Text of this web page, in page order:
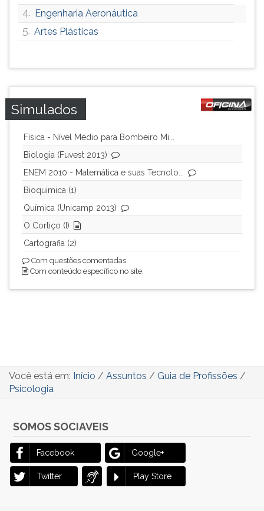
4. Engenharia Aeronáutica
5. Artes Plásticas
Simulados
Física - Nível Médio para Bombeiro Mi...
Biologia (Fuvest 2013)
ENEM 2010 - Matemática e suas Tecnolo...
Bioquimica (1)
Química (Unicamp 2013)
O Cortiço (I)
Cartografia (2)
Com questões comentadas.
Com conteúdo específico no site.
Você está em: Início / Assuntos / Guia de Profissões /
Psicologia
SOMOS SOCIAVEIS
Facebook Google+
Twitter Play Store